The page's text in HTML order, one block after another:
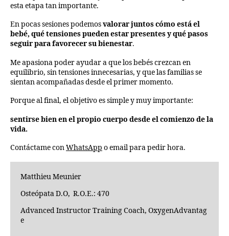
esta etapa tan importante.
En pocas sesiones podemosvalorar juntos cómo está el
bebé, qué tensiones pueden estar presentes y qué pasos
seguir para favorecer su bienestar.
Me apasiona poder ayudar a que los bebés crezcan en
equilibrio, sin tensiones innecesarias, y que las familias se
sientan acompañadas desde el primer momento.
Porque al final, el objetivo es simple y muy importante:
sentirse bien en el propio cuerpo desde el comienzo de la
vida.
Contáctame conWhatsApp o email para pedir hora.
Matthieu Meunier
Osteópata D.O, R.O.E.: 470
Advanced Instructor Training Coach, OxygenAdvantag
e